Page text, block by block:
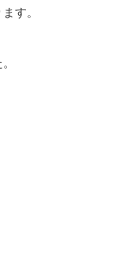
す。